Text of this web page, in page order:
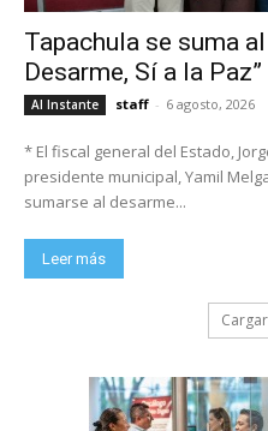
Tapachula se suma al
Desarme, Sí a la Paz”
Al Instante staff - 6 agosto, 2026
* El fiscal general del Estado,
presidente municipal, Yamil
sumarse al desarme...
Leer más